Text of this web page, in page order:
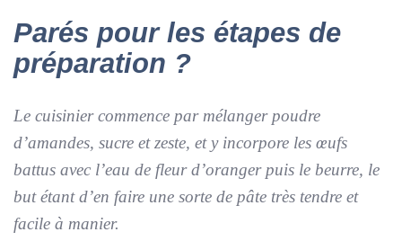
Parés pour les étapes de
préparation ?
Le cuisinier commence par mélanger poudre
d’amandes, sucre et zeste, et y incorpore les œufs
battus avec l’eau de fleur d’oranger puis le beurre, le
but étant d’en faire une sorte de pâte très tendre et
facile à manier.